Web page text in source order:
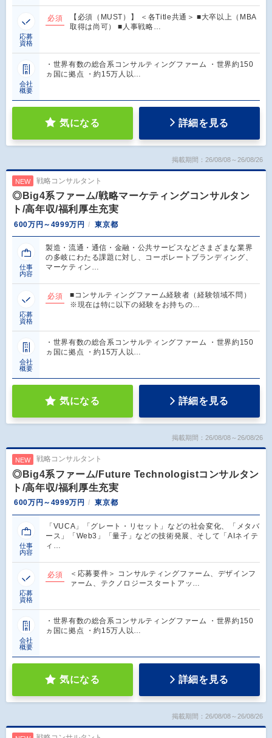
応募
資格
必須
【必須（MUST）】 ＜各Title共通＞ ■大卒以上（MBA
取得は尚可） ■人事戦略…
会社
概要
・世界有数の総合系コンサルティングファーム ・世界約150
ヵ国に拠点 ・約15万人以…
気になる 詳細を見る
掲載期間：26/08/08～26/08/26
NEW 戦略コンサルタント
◎Big4系ファーム/戦略マーケティングコンサルタン
ト/高年収/福利厚生充実
600万円～4999万円 東京都
仕事
内容
製造・流通・通信・金融・公共サービスなどさまざまな業界
の多岐にわたる課題に対し、コーポレートブランディング、
マーケティン…
応募
資格
必須
■コンサルティングファーム経験者（経験領域不問）
※現在は特に以下の経験をお持ちの…
会社
概要
・世界有数の総合系コンサルティングファーム ・世界約150
ヵ国に拠点 ・約15万人以…
気になる 詳細を見る
掲載期間：26/08/08～26/08/26
NEW 戦略コンサルタント
◎Big4系ファーム/Future Technologistコンサルタン
ト/高年収/福利厚生充実
600万円～4999万円 東京都
仕事
内容
「VUCA」「グレート・リセット」などの社会変化、「メタバ
ース」「Web3」「量子」などの技術発展、そして「AIネイテ
ィ…
応募
資格
必須
＜応募要件＞ コンサルティングファーム、デザインフ
ァーム、テクノロジースタートアッ…
会社
概要
・世界有数の総合系コンサルティングファーム ・世界約150
ヵ国に拠点 ・約15万人以…
気になる 詳細を見る
掲載期間：26/08/08～26/08/26